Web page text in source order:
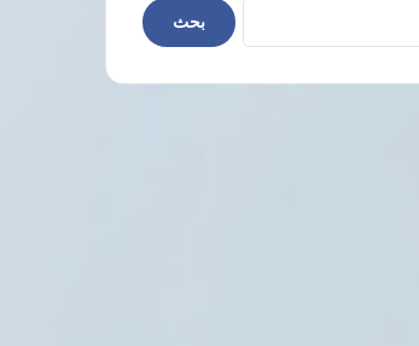
البحث
عن: